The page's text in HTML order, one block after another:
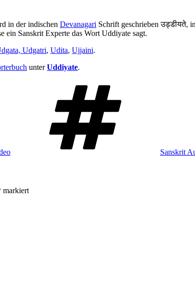
in der indischen Devanagari Schrift geschrieben उड्डीयते,
ein Sanskrit Experte das Wort Uddiyate sagt.
Udgatri, Udita, Ujjaini.
unterUddiyate.
Sanskrit
markiert